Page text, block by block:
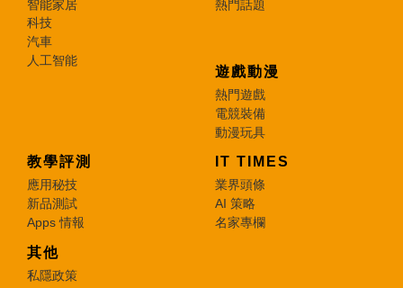
智能家居
科技
汽車
人工智能
熱門話題
遊戲動漫
熱門遊戲
電競裝備
動漫玩具
教學評測
應用秘技
新品測試
Apps 情報
IT TIMES
業界頭條
AI 策略
名家專欄
其他
私隱政策